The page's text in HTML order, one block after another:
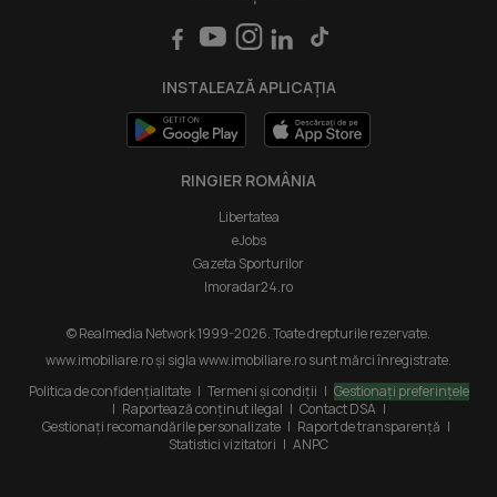
Punct de lucru - București: Iride Business Park, Bld. Dimitrie
INSTALEAZĂ APLICAȚIA
RINGIER ROMÂNIA
Libertatea
eJobs
Gazeta Sporturilor
Imoradar24.ro
© Realmedia Network 1999-2026. Toate drepturile rezervate.
www.imobiliare.ro și sigla www.imobiliare.ro sunt mărci înregistrate.
Politica de confidențialitate | Termeni și condiții | Gestionați preferințele
| Raportează conținut ilegal | Contact DSA |
Gestionați recomandările personalizate | Raport de transparență |
Statistici vizitatori | ANPC